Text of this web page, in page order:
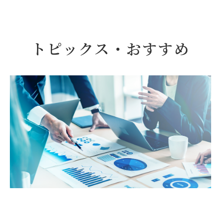
トピックス・おすすめ